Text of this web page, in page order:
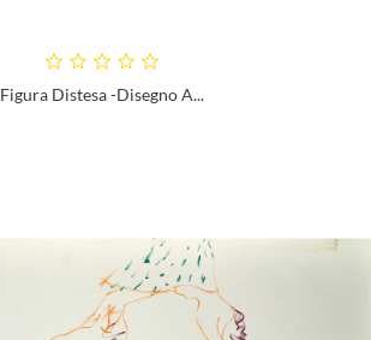
Figura Distesa -disegno A...